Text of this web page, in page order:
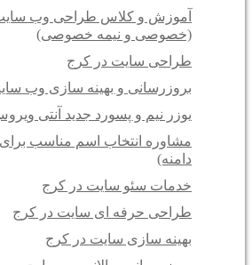
آموزش و کلاس طراحی وب
(خصوصی و نیمه خصوصی)
طراحی سایت در کرج
بروزرسانی و بهینه سازی وب
یوزر نیم و پسورد جدید آنتی
مشاوره انتخاب اسم مناسب
دامنه)
خدمات سئو سایت در کرج
طراحی حرفه ای سایت در کرج
بهینه سازی سایت در کرج